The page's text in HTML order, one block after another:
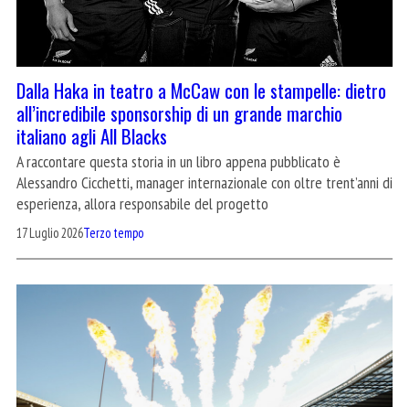
Dalla Haka in teatro a McCaw con le stampelle: dietro
all’incredibile sponsorship di un grande marchio
italiano agli All Blacks
A raccontare questa storia in un libro appena pubblicato è
Alessandro Cicchetti, manager internazionale con oltre trent’anni di
esperienza, allora responsabile del progetto
17 Luglio 2026Terzo tempo